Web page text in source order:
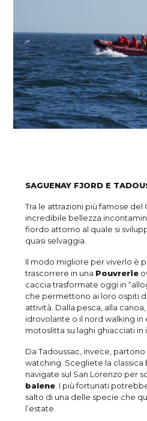
SAGUENAY FJORD E
Tra le attrazioni più famose
incredibile bellezza
fiordo attorno al quale si
quasi selvaggia.
Il modo migliore per viverlo è
trascorrere in una Pouvrerie
caccia trasformate oggi in
che permettono ai loro ospiti
attività. Dalla pesca, alla canoa,
idrovolante o il nord walking in
motoslitta su laghi ghiacciati in
Da Tadoussac, invece,
watching. Scegliete la classica
navigate sul San Lorenzo per
balene. I più fortunati
salto di una delle specie che
l’estate.